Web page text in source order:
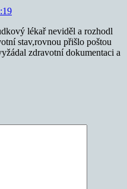
lékař neviděl a rozhodl
stav,rovnou přišlo poštou
zdravotní dokumentaci a